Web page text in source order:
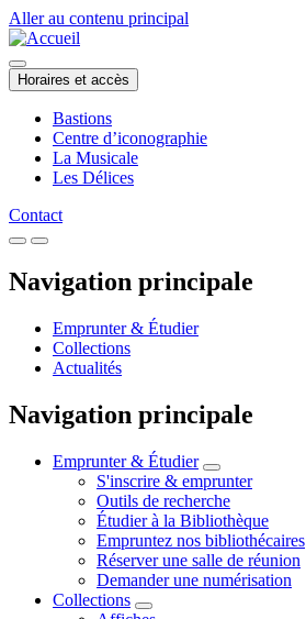
Aller au contenu principal
Horaires et accès
Bastions
Centre d’iconographie
La Musicale
Les Délices
Contact
Navigation principale
Emprunter & Étudier
Collections
Actualités
Navigation principale
Emprunter & Étudier
S'inscrire & emprunter
Outils de recherche
Étudier à la Bibliothèque
Empruntez nos bibliothécaires
Réserver une salle de réunion
Demander une numérisation
Collections